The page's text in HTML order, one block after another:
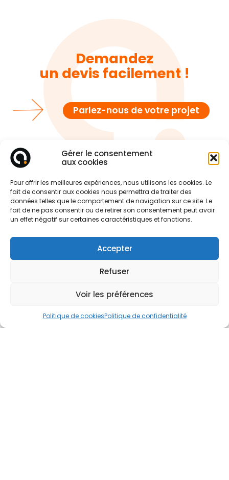
Gérer le consentement
aux cookies
Pour offrir les meilleures expériences, nous utilisons les cookies. Le
fait de consentir aux cookies nous permettra de traiter des
données telles que le comportement de navigation sur ce site. Le
fait de ne pas consentir ou de retirer son consentement peut avoir
un effet négatif sur certaines caractéristiques et fonctions.
Accepter
Refuser
Voir les préférences
Politique de cookiesPolitique de confidentialité
Demandez
un devis facilement !
Parlez-nous de votre projet